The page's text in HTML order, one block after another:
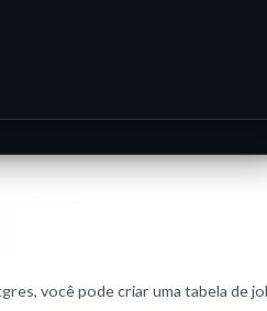
você pode criar uma tabela de